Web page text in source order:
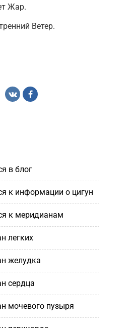
в блог
к информации о цигун
к меридианам
легких
желудка
сердца
мочевого пузыря
Жар.
Ветер.